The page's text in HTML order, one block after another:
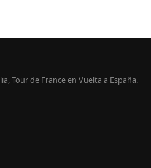
Tour de France en Vuelta a España.